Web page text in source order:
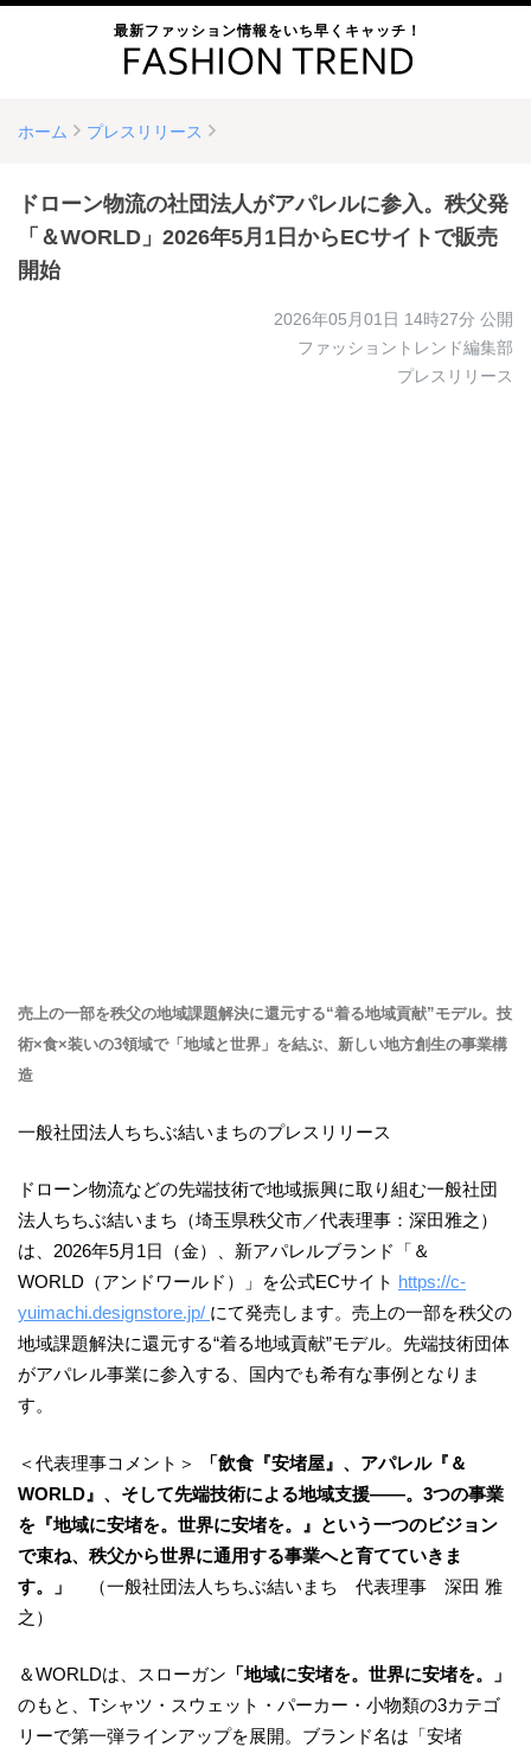
最新ファッション情報をいち早くキャッチ！
ホーム プレスリリース
ドローン物流の社団法人がアパレルに参入。秩父発
「＆WORLD」2026年5月1日からECサイトで販売
開始
2026年05月01日 14時27分 公開
ファッショントレンド編集部
プレスリリース
売上の一部を秩父の地域課題解決に還元する“着る地域貢献”モデル。技
術×食×装いの3領域で「地域と世界」を結ぶ、新しい地方創生の事業構
造
一般社団法人ちちぶ結いまちのプレスリリース
ドローン物流などの先端技術で地域振興に取り組む一般社団
法人ちちぶ結いまち（埼玉県秩父市／代表理事：深田雅之）
は、2026年5月1日（金）、新アパレルブランド「＆
WORLD（アンドワールド）」を公式ECサイト https://c-
yuimachi.designstore.jp/ にて発売します。売上の一部を秩父の
地域課題解決に還元する“着る地域貢献”モデル。先端技術団体
がアパレル事業に参入する、国内でも希有な事例となりま
す。
＜代表理事コメント＞
「飲食『安堵屋』、アパレル『＆
WORLD』、そして先端技術による地域支援――。3つの事業
を『地域に安堵を。世界に安堵を。』という一つのビジョン
で束ね、秩父から世界に通用する事業へと育てていきま
す。」
（一般社団法人ちちぶ結いまち 代表理事 深田 雅
之）
＆WORLDは、スローガン 「地域に安堵を。世界に安堵を。」
のもと、Tシャツ・スウェット・パーカー・小物類の3カテゴ
リーで第一弾ラインアップを展開。ブランド名は「安堵